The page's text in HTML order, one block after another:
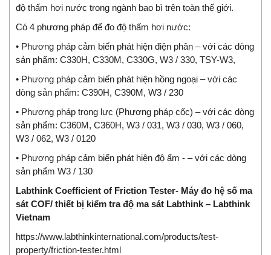
độ thấm hơi nước trong ngành bao bì trên toàn thế giới.
Có 4 phương pháp để đo độ thấm hơi nước:
• Phương pháp cảm biến phát hiện điện phân – với các dòng
sản phẩm: C330H, C330M, C330G, W3 / 330, TSY-W3,
• Phương pháp cảm biến phát hiện hồng ngoại – với các
dòng sản phẩm: C390H, C390M, W3 / 230
• Phương pháp trọng lực (Phương pháp cốc) – với các dòng
sản phẩm: C360M, C360H, W3 / 031, W3 / 030, W3 / 060,
W3 / 062, W3 / 0120
• Phương pháp cảm biến phát hiện độ ẩm - – với các dòng
sản phẩm W3 / 130
Labthink Coefficient of Friction Tester- Máy đo hệ số ma
sát COF/ thiết bị kiểm tra độ ma sát Labthink – Labthink
Vietnam
https://www.labthinkinternational.com/products/test-
property/friction-tester.html